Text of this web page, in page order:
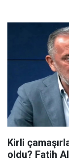
Kirli
oldu? Fatih